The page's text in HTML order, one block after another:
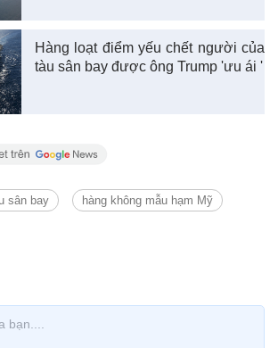
Hàng loạt điểm yếu chết người của
tàu sân bay được ông Trump 'ưu ái '
sân bay hàng không mẫu hạm Mỹ